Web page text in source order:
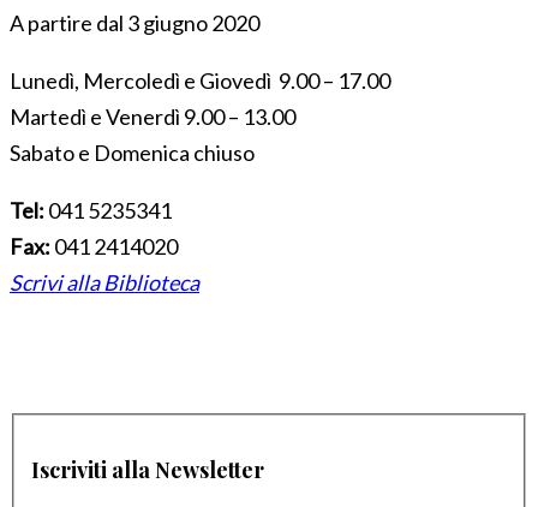
A partire dal 3 giugno 2020
Lunedì, Mercoledì e Giovedì 9.00 – 17.00
Martedì e Venerdì 9.00 – 13.00
Sabato e Domenica chiuso
Tel: 041 5235341
Fax: 041 2414020
Scrivi alla Biblioteca
Iscriviti alla Newsletter